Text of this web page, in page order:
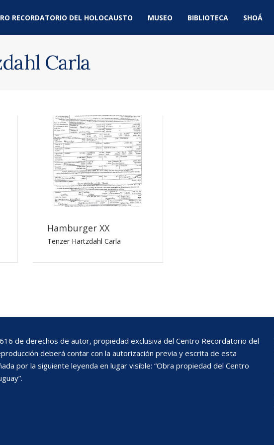
RECORDATORIO DEL HOLOCAUSTO MUSEO BIBLIOTECA SHOÁ
Carla
Hamburger XX
Tenzer Hartzdahl Carla
de derechos de autor, propiedad exclusiva del Centro Recordatorio del
deberá contar con la autorización previa y escrita de esta
por la siguiente leyenda en lugar visible: “Obra propiedad del Centro